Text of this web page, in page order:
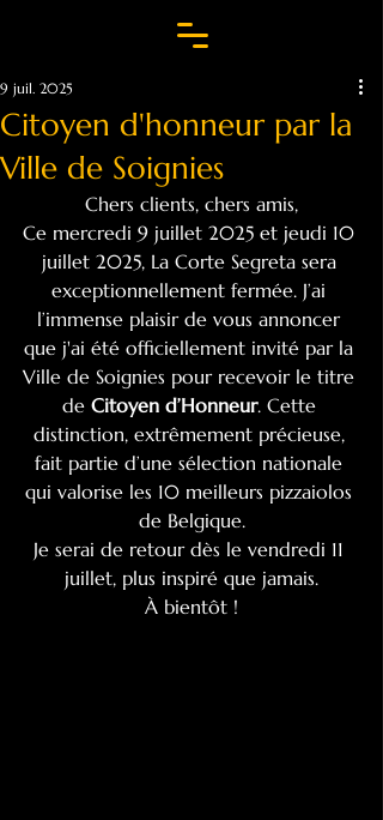
Citoyen d'honneur par la
Ville de Soignies
9 juil. 2025
Chers clients, chers amis,
Ce mercredi 9 juillet 2025 et jeudi 10
juillet 2025, La Corte Segreta sera
exceptionnellement fermée. J’ai
l’immense plaisir de vous annoncer
que j'ai été officiellement invité par la
Ville de Soignies pour recevoir le titre
de Citoyen d’Honneur. Cette
distinction, extrêmement précieuse,
fait partie d’une sélection nationale
qui valorise les 10 meilleurs pizzaiolos
de Belgique.
Je serai de retour dès le vendredi 11
juillet, plus inspiré que jamais.
À bientôt !